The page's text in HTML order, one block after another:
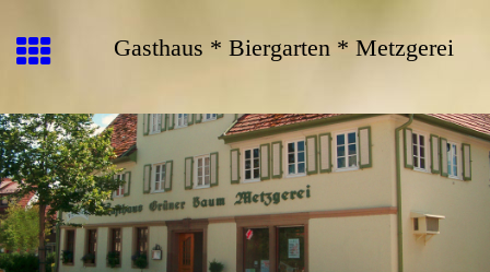
Gasthaus * Biergarten * Metzgerei